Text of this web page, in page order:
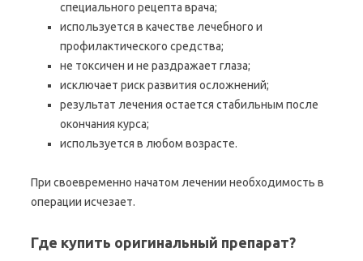
специального рецепта врача;
используется в качестве лечебного и
профилактического средства;
не токсичен и не раздражает глаза;
исключает риск развития осложнений;
результат лечения остается стабильным после
окончания курса;
используется в любом возрасте.
При своевременно начатом лечении необходимость в
операции исчезает.
Где купить оригинальный препарат?